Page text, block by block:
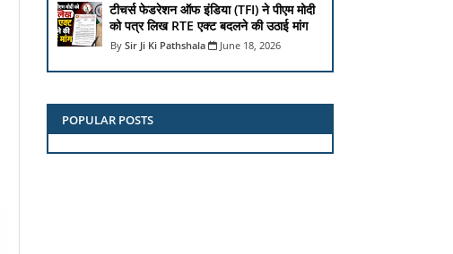
टीचर्स फेडरेशन ऑफ इंडिया (TFI) ने पीएम मोदी
को पत्र लिख RTE एक्ट बदलने की उठाई मांग
Sir Ji Ki Pathshala June 18, 2026
POPULAR POSTS